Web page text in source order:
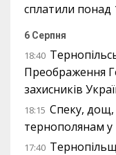
сплатили понад
6 Серпня
18:40
Преображення
захисників
18:15 Спеку,
тернополянам у
17:40